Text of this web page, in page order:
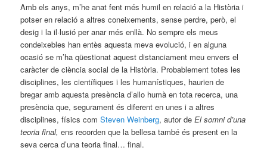
Amb els anys, m’he anat fent més humil en relació a la Història i
potser en relació a altres coneixements, sense perdre, però, el
desig i la il·lusió per anar més enllà. No sempre els meus
condeixebles han entès aquesta meva evolució, i en alguna
ocasió se m’ha qüestionat aquest distanciament meu envers el
caràcter de ciència social de la Història. Probablement totes les
disciplines, les científiques i les humanístiques, haurien de
bregar amb aquesta presència d’allo humà en tota recerca, una
presència que, segurament és diferent en unes i a altres
disciplines, físics comSteven Weinberg, autor deEl somni d’una
teoria final, ens recorden que la bellesa també és present en la
seva cerca d’una teoria final… final.